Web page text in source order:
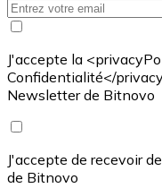
J'accepte la
Confidentialité</
Newsletter de Bitnovo
J'accepte de recevoir
de Bitnovo